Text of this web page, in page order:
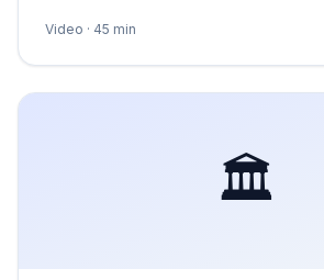
Video · 45 min
🏛️